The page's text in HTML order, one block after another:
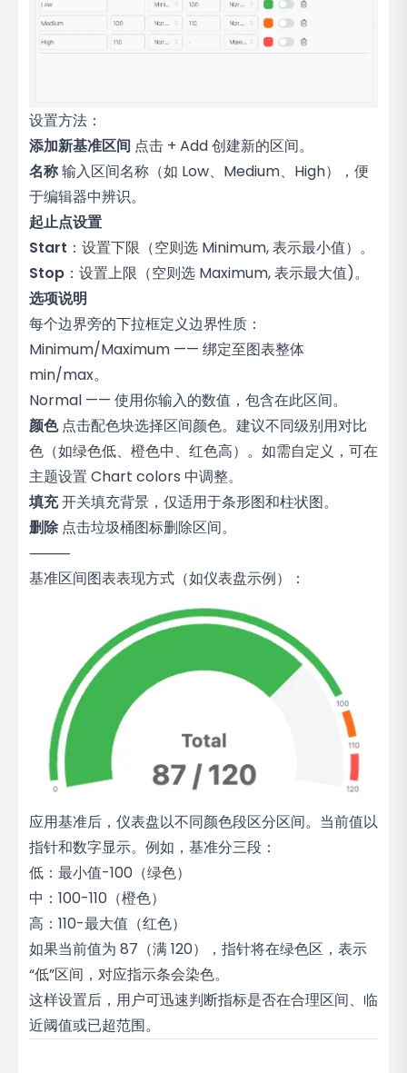
设置方法：
添加新基准区间 点击 + Add 创建新的区间。
名称输入区间名称（如 Low、Medium、High），便
于编辑器中辨识。
起止点设置
Start ：设置下限（空则选 Minimum, 表示最小值）。
Stop ：设置上限（空则选 Maximum, 表示最大值)。
选项说明
每个边界旁的下拉框定义边界性质：
Minimum/Maximum —— 绑定至图表整体
min/max。
Normal —— 使用你输入的数值，包含在此区间。
颜色点击配色块选择区间颜色。建议不同级别用对比
色（如绿色低、橙色中、红色高）。如需自定义，可在
主题设置 Chart colors 中调整。
填充开关填充背景，仅适用于条形图和柱状图。
删除点击垃圾桶图标删除区间。
⸻
基准区间图表表现方式（如仪表盘示例）：
应用基准后，仪表盘以不同颜色段区分区间。当前值以
指针和数字显示。例如，基准分三段：
低：最小值-100（绿色）
中：100-110（橙色）
高：110-最大值（红色）
如果当前值为 87（满 120），指针将在绿色区，表示
“低”区间，对应指示条会染色。
这样设置后，用户可迅速判断指标是否在合理区间、临
近阈值或已超范围。